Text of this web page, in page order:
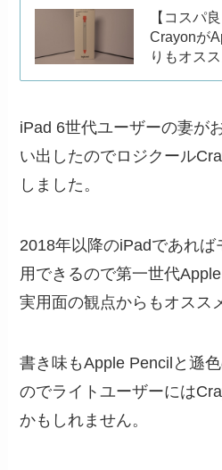
【コスパ
Crayonが
りもオス
iPad 6世代ユーザーの妻が
い出したのでロジクール
しました。
2018年以降のiPadであれ
用できるので第一世代
実用面の観点からもオスス
書き味もApple Pencilと遜
のでライトユーザーには
かもしれません。